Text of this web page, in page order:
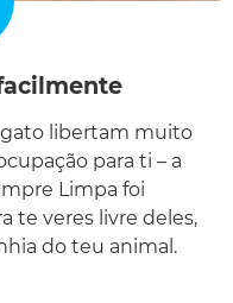
libertam muito
para ti – a
Limpa foi
te veres livre deles,
do teu animal.